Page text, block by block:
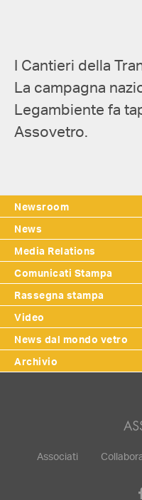
I Cantieri della
La campagna
Legambiente fa
Assovetro.
Newsroom
News
Media Relations
Comunicati Stampa
Rassegna stampa
Video
News dal mondo vetro
Archivio
Associati